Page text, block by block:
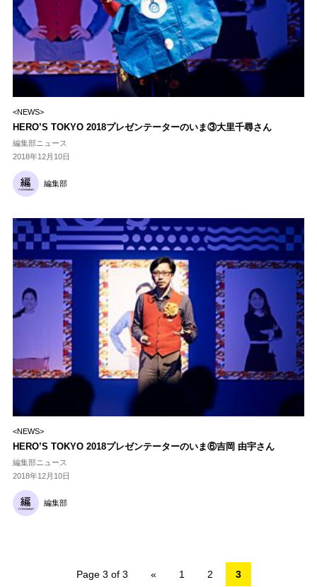
<NEWS>
HERO’S TOKYO 2018プレゼンテーターのいま③大里千尋さん
編集部ニュース
2018年12月10日
編集部
<NEWS>
HERO’S TOKYO 2018プレゼンテーターのいま⑥吉岡 由宇さん
編集部ニュース
2018年12月10日
編集部
Page 3 of 3 « 1 2 3